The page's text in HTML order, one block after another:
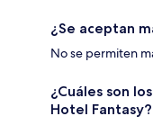
¿Se aceptan
No se permiten
¿Cuáles son
Hotel Fantasy?